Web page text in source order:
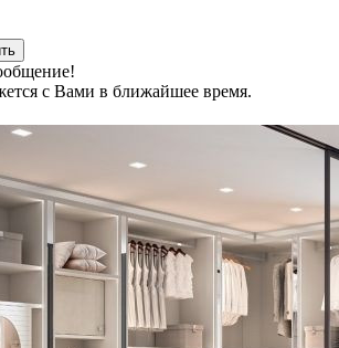
с Вами в ближайшее время.